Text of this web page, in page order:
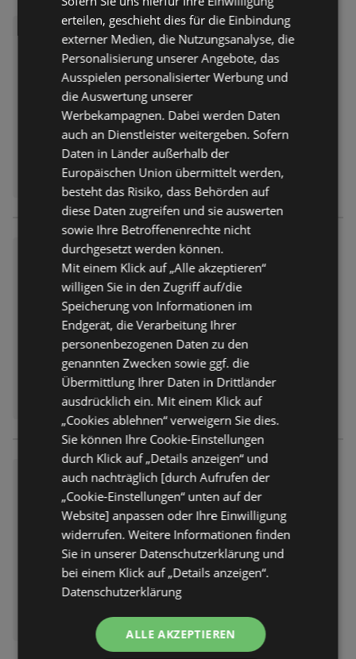
trinkgut: Wochenangebote
Prospekt nicht mehr gültig
Abgelaufen am:
01.08.2026
trinkgut: Wochenangebote
Prospekt nicht mehr gültig
Abgelaufen am: 01.08.2026
trinkgut: Wochenangebote
Prospekt nicht mehr gültig
Abgelaufen am: 01.08.2026
erteilen, geschieht dies für die Einbindung
externer Medien, die Nutzungsanalyse, die
Personalisierung unserer Angebote, das
Ausspielen personalisierter Werbung und
die Auswertung unserer
Werbekampagnen. Dabei werden Daten
auch an Dienstleister weitergeben. Sofern
Daten in Länder außerhalb der
Europäischen Union übermittelt werden,
besteht das Risiko, dass Behörden auf
diese Daten zugreifen und sie auswerten
sowie Ihre Betroffenenrechte nicht
durchgesetzt werden können.
Mit einem Klick auf „Alle akzeptieren“
willigen Sie in den Zugriff auf/die
Speicherung von Informationen im
Endgerät, die Verarbeitung Ihrer
personenbezogenen Daten zu den
genannten Zwecken sowie ggf. die
Übermittlung Ihrer Daten in Drittländer
ausdrücklich ein. Mit einem Klick auf
„Cookies ablehnen“ verweigern Sie dies.
Sie können Ihre Cookie-Einstellungen
durch Klick auf „Details anzeigen“ und
auch nachträglich [durch Aufrufen der
„Cookie-Einstellungen“ unten auf der
Website] anpassen oder Ihre Einwilligung
widerrufen. Weitere Informationen finden
Sie in unserer Datenschutzerklärung und
bei einem Klick auf „Details anzeigen“.
Datenschutzerklärung
ALLE AKZEPTIEREN